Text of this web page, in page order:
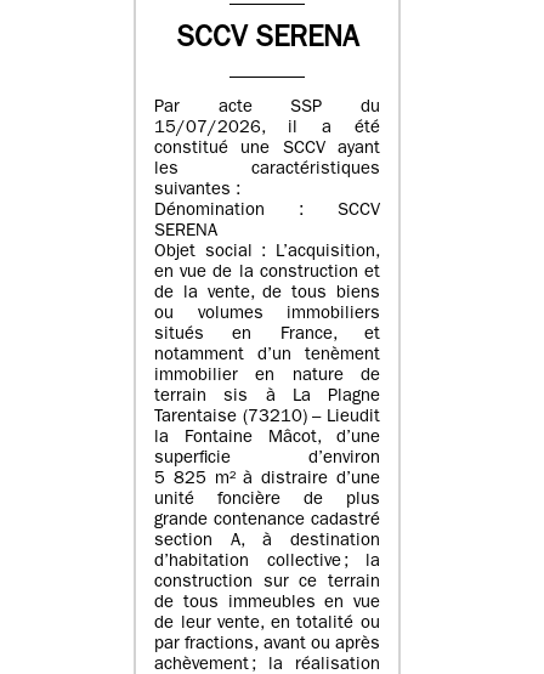
SCCV SERENA
Par acte SSP du
15/07/2026, il a été
constitué une SCCV ayant
les caractéristiques
suivantes :
Dénomination : SCCV
SERENA
Objet social : L’acquisition,
en vue de la construction et
de la vente, de tous biens
ou volumes immobiliers
situés en France, et
notamment d’un tenèment
immobilier en nature de
terrain sis à La Plagne
Tarentaise (73210) – Lieudit
la Fontaine Mâcot, d’une
superficie d’environ
5 825 m² à distraire d’une
unité foncière de plus
grande contenance cadastré
section A, à destination
d’habitation collective ; la
construction sur ce terrain
de tous immeubles en vue
de leur vente, en totalité ou
par fractions, avant ou après
achèvement ; la réalisation